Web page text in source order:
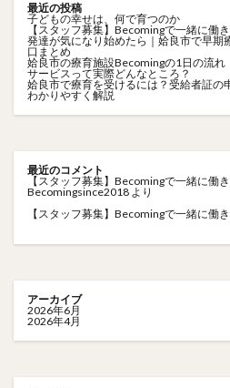
最近の投稿
子どもの幸せは、何で育つのか
【スタッフ募集】Becomingで一緒に働
発達が気になり始めたら｜姶良市で早期
口まとめ
姶良市の療育施設Becomingの1日の流れ
サービスって実際どんなところ？
姶良市で療育を受けるには？受給者証の
わかりやすく解説
最近のコメント
【スタッフ募集】Becomingで一緒に働
Becomingsince2018 より
【スタッフ募集】Becomingで一緒に働
アーカイブ
2026年6月
2026年4月